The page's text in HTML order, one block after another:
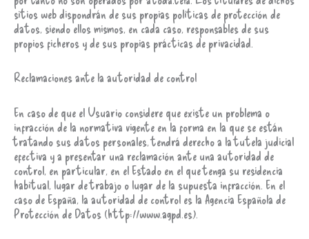
sitios web dispondrán de sus propias políticas de protección de
datos, siendo ellos mismos, en cada caso, responsables de sus
propios ficheros y de sus propias prácticas de privacidad.
Reclamaciones ante la autoridad de control
En caso de que el Usuario considere que existe un problema o
infracción de la normativa vigente en la forma en la que se están
tratando sus datos personales, tendrá derecho a la tutela judicial
efectiva y a presentar una reclamación ante una autoridad de
control, en particular, en el Estado en el que tenga su residencia
habitual, lugar de trabajo o lugar de la supuesta infracción. En el
caso de España, la autoridad de control es la Agencia Española de
Protección de Datos (http://www.agpd.es).